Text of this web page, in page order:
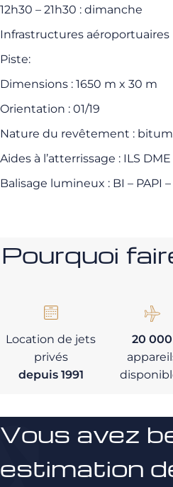
12h30 – 21h30 : dimanche
Infrastructures aéroportuaires
Piste:
Dimensions : 1650 m x 30 m
Orientation : 01/19
Nature du revêtement :
Aides à l’atterrissage : ILS DME
Balisage lumineux : BI – PAPI
Pourquoi
Location de jets
privés
depuis 1991
20 000
Vous avez
estimation